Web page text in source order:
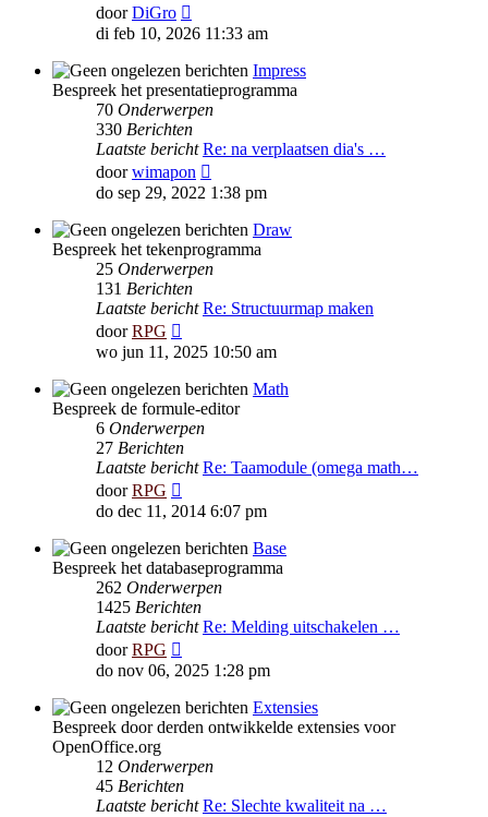
doorDiGro
laatste
di feb 10, 2026 11:33 am
Impress
Bespreek het presentatieprogramma
70 Onderwerpen
330 Berichten
Laatste bericht Re: na verplaatsen dia's …
doorwimapon
laatste
bericht
do sep 29, 2022 1:38 pm
Draw
Bespreek het tekenprogramma
25 Onderwerpen
131 Berichten
Laatste bericht Re: Structuurmap maken
doorRPG
laatste
wo jun 11, 2025 10:50 am
Math
Bespreek de formule-editor
6 Onderwerpen
27 Berichten
Laatste bericht Re: Taamodule (omega math…
doorRPG
laatste
do dec 11, 2014 6:07 pm
Base
Bespreek het databaseprogramma
262 Onderwerpen
1425 Berichten
Laatste bericht Re: Melding uitschakelen …
doorRPG
laatste
do nov 06, 2025 1:28 pm
Extensies
Bespreek door derden ontwikkelde extensies voor
OpenOffice.org
12 Onderwerpen
45 Berichten
Laatste bericht Re: Slechte kwaliteit na …